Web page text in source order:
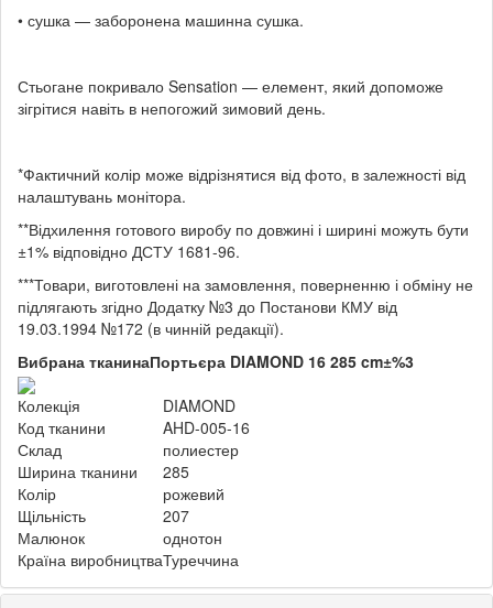
• сушка — заборонена машинна сушка.
Стьогане покривало Sensation — елемент, який допоможе
зігрітися навіть в непогожий зимовий день.
*Фактичний колір може відрізнятися від фото, в залежності від
налаштувань монітора.
**Відхилення готового виробу по довжині і ширині можуть бути
±1% відповідно ДСТУ 1681-96.
***Товари, виготовлені на замовлення, поверненню і обміну не
підлягають згідно Додатку №3 до Постанови КМУ від
19.03.1994 №172 (в чинній редакції).
Вибрана тканинаПортьєра DIAMOND 16 285 cm±%3
Колекція
DIAMOND
Код тканини
AHD-005-16
Склад
полиестер
Ширина тканини
285
Колір
рожевий
Щільність
207
Малюнок
однотон
Країна виробництваТуреччина